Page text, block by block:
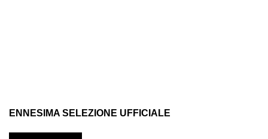
ENNESIMA SELEZIONE UFFICIALE